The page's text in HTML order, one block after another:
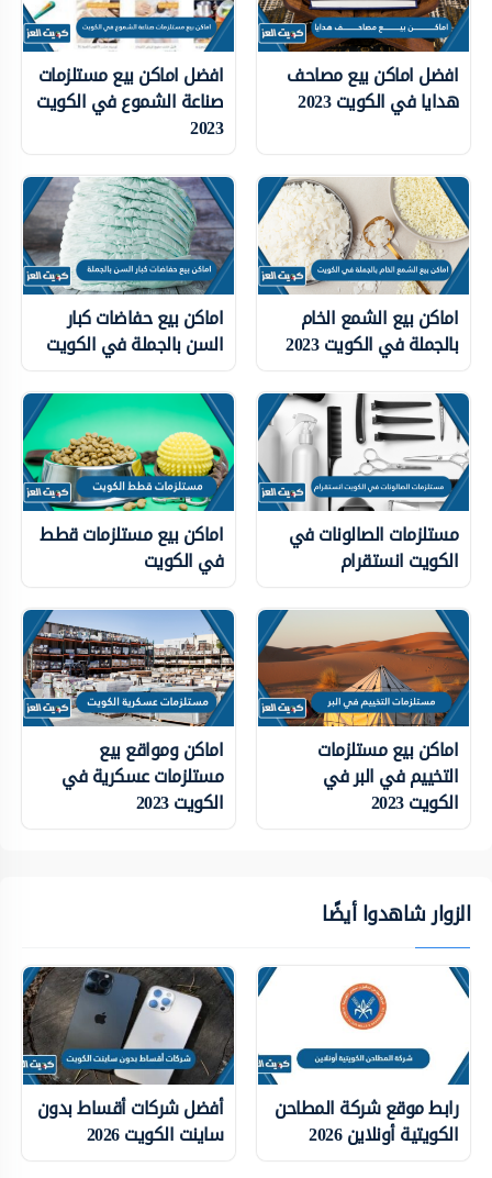
افضل اماكن بيع مصاحف
هدايا في الكويت 2023
افضل اماكن بيع مستلزمات
صناعة الشموع في الكويت
2023
اماكن بيع الشمع الخام
بالجملة في الكويت 2023
اماكن بيع حفاضات كبار
السن بالجملة في الكويت
مستلزمات الصالونات في
الكويت انستقرام
اماكن بيع مستلزمات قطط
في الكويت
اماكن بيع مستلزمات
التخييم في البر في
الكويت 2023
اماكن ومواقع بيع
مستلزمات عسكرية في
الكويت 2023
الزوار شاهدوا أيضًا
رابط موقع شركة المطاحن
الكويتية أونلاين 2026
أفضل شركات أقساط بدون
ساينت الكويت 2026